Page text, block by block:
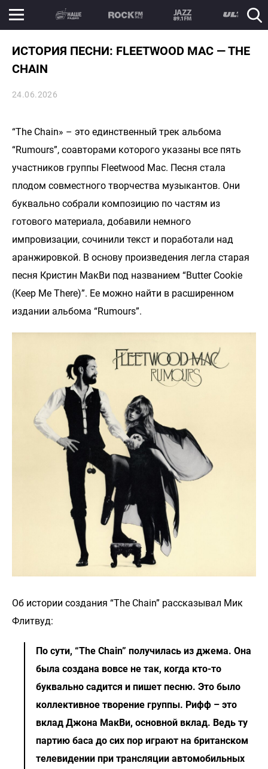
ИСТОРИЯ ПЕСНИ: FLEETWOOD MAC — THE
CHAIN
24.06.2026
“The Chain» – это единственный трек альбома
“Rumours”, соавторами которого указаны все пять
участников группы Fleetwood Mac. Песня стала
плодом совместного творчества музыкантов. Они
буквально собрали композицию по частям из
готового материала, добавили немного
импровизации, сочинили текст и поработали над
аранжировкой. В основу произведения легла старая
песня Кристин МакВи под названием “Butter Cookie
(Keep Me There)”. Ее можно найти в расширенном
издании альбома “Rumours”.
Об истории создания “The Chain” рассказывал Мик
Флитвуд:
По сути, “The Chain” получилась из джема. Она
была создана вовсе не так, когда кто-то
буквально садится и пишет песню. Это было
коллективное творение группы. Рифф – это
вклад Джона МакВи, основной вклад. Ведь ту
партию баса до сих пор играют на британском
телевидении при трансляции автомобильных